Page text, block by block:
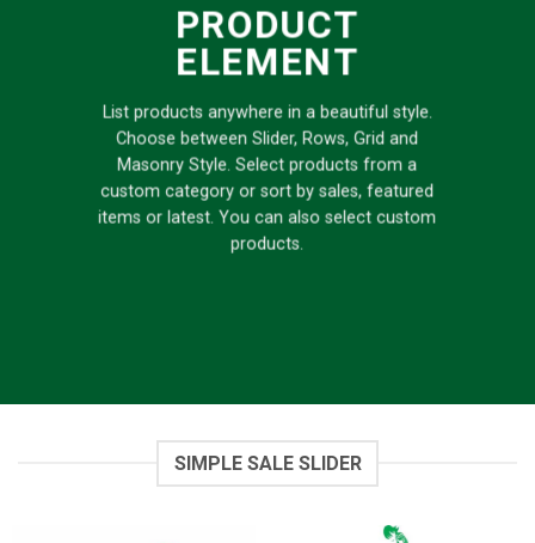
PRODUCT
ELEMENT
List products anywhere in a beautiful style.
Choose between Slider, Rows, Grid and
Masonry Style. Select products from a
custom category or sort by sales, featured
items or latest. You can also select custom
products.
SIMPLE SALE SLIDER